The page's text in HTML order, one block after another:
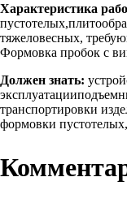
Характеристика
тяжеловесных,
Формовка пробок с
Должен знать:
транспортировки
формовки